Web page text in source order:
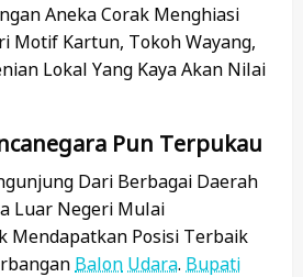
Aneka Corak Menghiasi
Motif Kartun, Tokoh Wayang,
Lokal Yang Kaya Akan Nilai
Pun Terpukau
Dari Berbagai Daerah
Luar Negeri Mulai
Mendapatkan Posisi Terbaik
Balon Udara. Bupati